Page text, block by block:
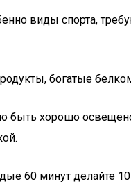
виды спорта,
богатые
быть хорошо
60 минут делайте